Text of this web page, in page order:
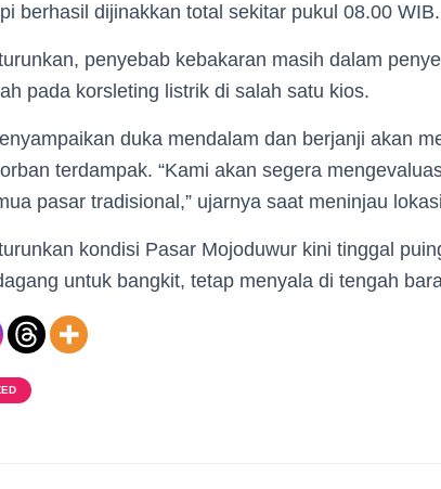
berhasil dijinakkan total sekitar pukul 08.00 WIB.
penyebab kebakaran masih dalam
pada korsleting listrik di salah satu kios.
duka mendalam dan berjanji akan
terdampak. “Kami akan segera
pasar tradisional,” ujarnya saat meninjau
kondisi Pasar Mojoduwur kini tinggal
untuk bangkit, tetap menyala di tengah